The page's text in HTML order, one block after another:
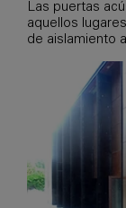
Las puertas
aquellos
de aislamiento